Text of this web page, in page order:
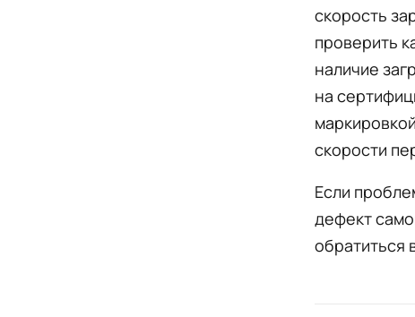
скорость
проверить
наличие
на
скорости
Если
дефект
обратиться